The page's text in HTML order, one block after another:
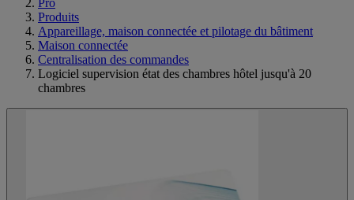
Produits
Appareillage, maison connectée et pilotage du bâtiment
Maison connectée
Centralisation des commandes
Logiciel supervision état des chambres hôtel jusqu'à 20
chambres